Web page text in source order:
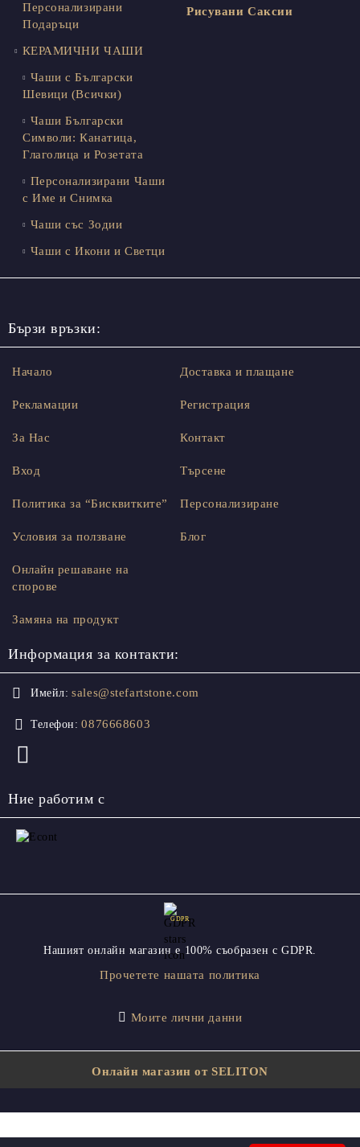
Персонализирани
Подаръци
КЕРАМИЧНИ ЧАШИ
Чаши с Български
Шевици (Всички)
Чаши Български
Символи: Канатица,
Глаголица и Розетата
Персонализирани Чаши
с Име и Снимка
Чаши със Зодии
Чаши с Икони и Светци
Рисувани Саксии
Бързи връзки:
Начало
Рекламации
За Нас
Вход
Доставка и плащане
Регистрация
Контакт
Търсене
Политика за “Бисквитките”
Условия за ползване
Онлайн решаване на
спорове
Замяна на продукт
Персонализиране
Блог
Информация за контакти:
Имейл: sales@stefartstone.com
Телефон: 0876668603
Ние работим с
GDPR
Нашият онлайн магазин е 100% съобразен с GDPR.
Прочетете нашата политика
Моите лични данни
Онлайн магазин от SELITON